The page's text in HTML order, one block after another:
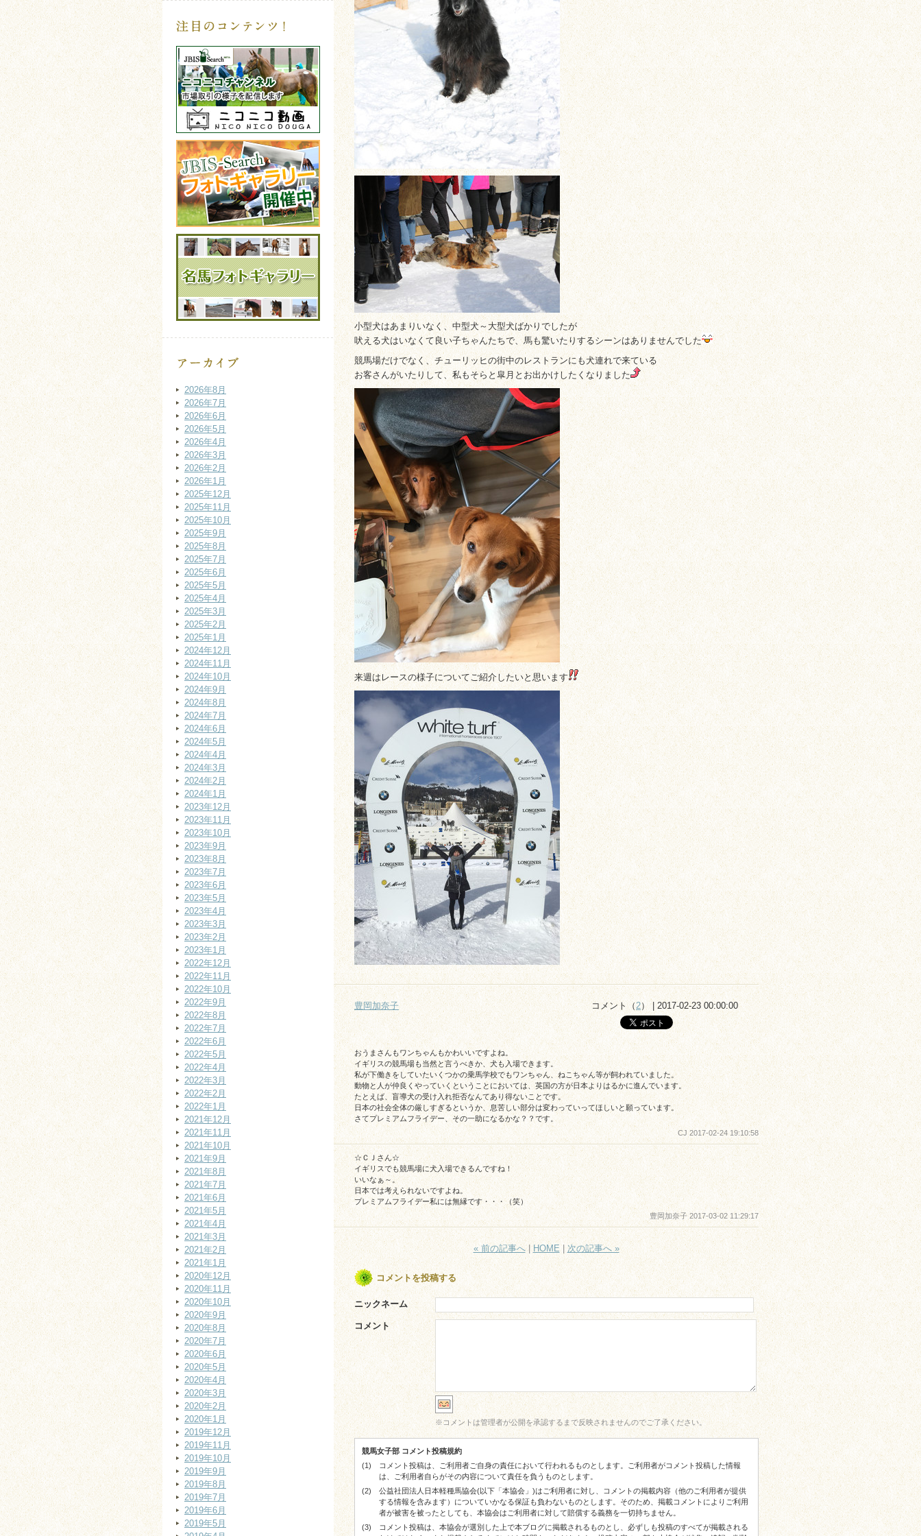
小型犬はあまりいなく、中型犬～大型犬ばかりでしたが
吠える犬はいなくて良い子ちゃんたちで、馬も驚いたりするシーンはありませんでした
競馬場だけでなく、チューリッヒの街中のレストランにも犬連れで来ている
お客さんがいたりして、私もそらと皐月とお出かけしたくなりました
来週はレースの様子についてご紹介したいと思います
豊岡加奈子 コメント（2） | 2017-02-23 00:00:00
おうまさんもワンちゃんもかわいいですよね。
イギリスの競馬場も当然と言うべきか、犬も入場できます。
私が下働きをしていたいくつかの乗馬学校でもワンちゃん、ねこちゃん等が飼われていました。
動物と人が仲良くやっていくということにおいては、英国の方が日本よりはるかに進んでいます。
たとえば、盲導犬の受け入れ拒否なんてあり得ないことです。
日本の社会全体の厳しすぎるというか、息苦しい部分は変わっていってほしいと願っています。
さてプレミアムフライデー、その一助になるかな？？です。
CJ 2017-02-24 19:10:58
☆ＣＪさん☆
イギリスでも競馬場に犬入場できるんですね！
いいなぁ～。
日本では考えられないですよね。
プレミアムフライデー私には無縁です・・・（笑）
豊岡加奈子 2017-03-02 11:29:17
« 前の記事へ|HOME| 次の記事へ »
コメントを投稿する
ニックネーム
コメント
※コメントは管理者が公開を承認するまで反映されませんのでご了承ください。
競馬女子部 コメント投稿規約
(1)
コメント投稿は、ご利用者ご自身の責任において行われるものとします。ご利用者がコメント投稿した情報
は、ご利用者自らがその内容について責任を負うものとします。
(2)
公益社団法人日本軽種馬協会(以下「本協会」)はご利用者に対し、コメントの掲載内容（他のご利用者が提供
する情報を含みます）についていかなる保証も負わないものとします。そのため、掲載コメントによりご利用
者が被害を被ったとしても、本協会はご利用者に対して賠償する義務を一切持ちません。
(3)
コメント投稿は、本協会が選別した上で本ブログに掲載されるものとし、必ずしも投稿のすべてが掲載される
2026年8月
2026年7月
2026年6月
2026年5月
2026年4月
2026年3月
2026年2月
2026年1月
2025年12月
2025年11月
2025年10月
2025年9月
2025年8月
2025年7月
2025年6月
2025年5月
2025年4月
2025年3月
2025年2月
2025年1月
2024年12月
2024年11月
2024年10月
2024年9月
2024年8月
2024年7月
2024年6月
2024年5月
2024年4月
2024年3月
2024年2月
2024年1月
2023年12月
2023年11月
2023年10月
2023年9月
2023年8月
2023年7月
2023年6月
2023年5月
2023年4月
2023年3月
2023年2月
2023年1月
2022年12月
2022年11月
2022年10月
2022年9月
2022年8月
2022年7月
2022年6月
2022年5月
2022年4月
2022年3月
2022年2月
2022年1月
2021年12月
2021年11月
2021年10月
2021年9月
2021年8月
2021年7月
2021年6月
2021年5月
2021年4月
2021年3月
2021年2月
2021年1月
2020年12月
2020年11月
2020年10月
2020年9月
2020年8月
2020年7月
2020年6月
2020年5月
2020年4月
2020年3月
2020年2月
2020年1月
2019年12月
2019年11月
2019年10月
2019年9月
2019年8月
2019年7月
2019年6月
2019年5月